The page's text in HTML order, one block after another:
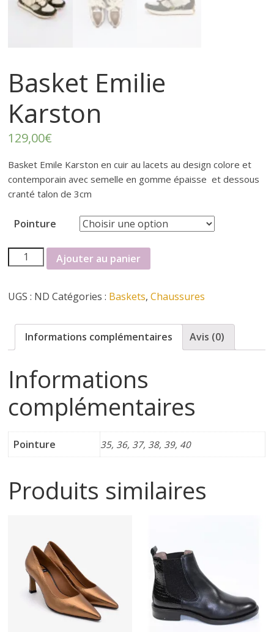
e
r
f
é
m
i
n
i
n
e
t
c
h
a
Basket Emilie
Karston
129,00€
Basket Emile Karston en cuir au lacets au design colore et
contemporain avec semelle en gomme épaisse et dessous
cranté talon de 3cm
Pointure
quantité
de
Emilie
Ajouter au panier
UGS : ND Catégories : Baskets,Chaussures
Informations complémentaires Avis (0)
Informations
complémentaires
Pointure 35, 36, 37, 38, 39, 40
Produits similaires